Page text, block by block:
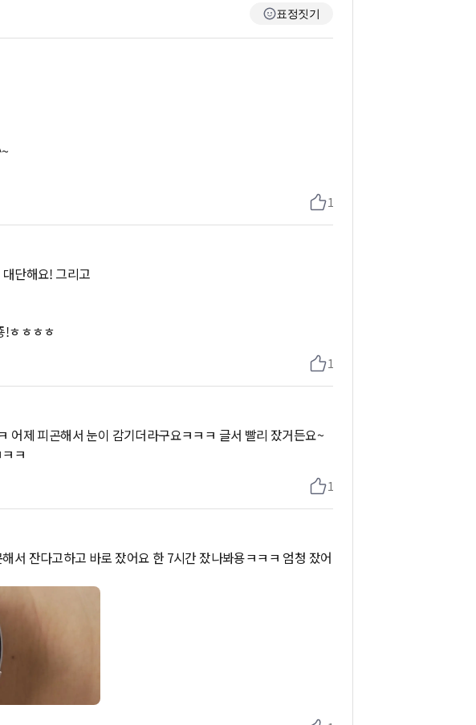
표정짓기
1
단해요! 그리고
!ㅎㅎㅎㅎ
1
어제 피곤해서 눈이 감기더라구요ㅋㅋㅋ 글서 빨리 잤거든요~
ㅋ
1
서 잔다고하고 바로 잤어요 한 7시간 잤나봐용ㅋㅋㅋ 엄청 잤어